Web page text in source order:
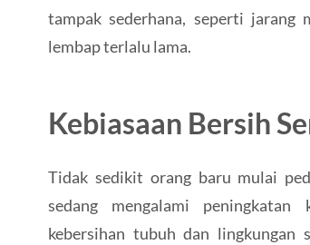
tampak sederhana, seperti jarang
lembap terlalu lama.
Kebiasaan Bersih
Tidak sedikit orang baru mulai
sedang mengalami
kebersihan tubuh dan lingkungan